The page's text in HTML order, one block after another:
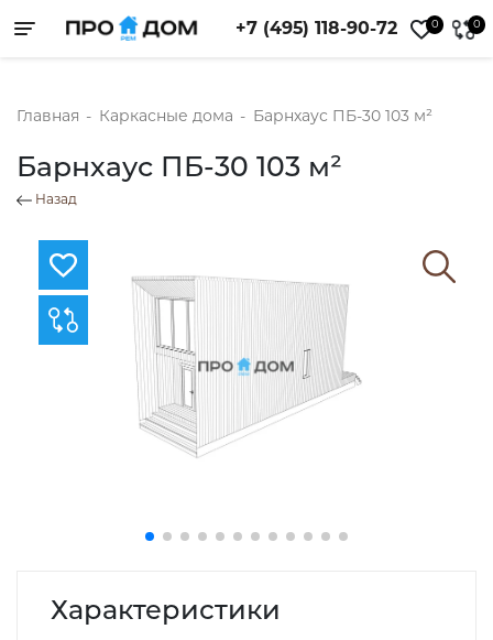
Toggle navigation +7 (495) 118-90-72 0 0
Главная - Каркасные дома - Барнхаус ПБ-30 103 м²
Барнхаус ПБ-30 103 м²
Назад
Характеристики